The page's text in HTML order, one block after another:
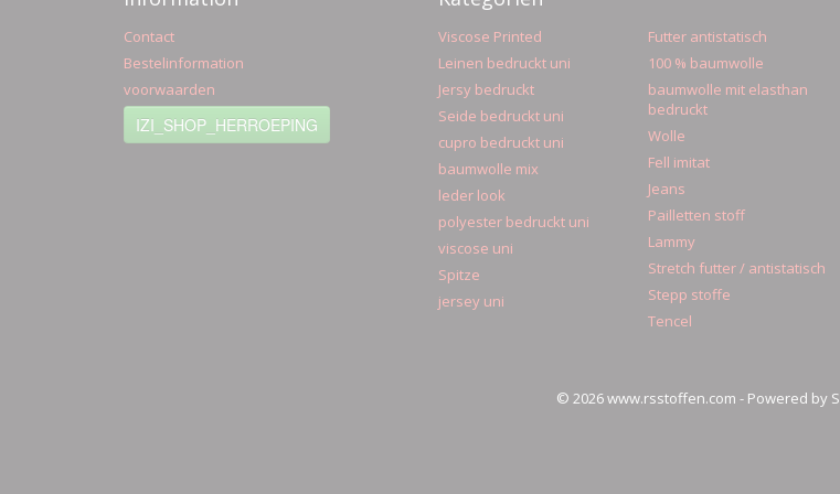
Contact
Bestelinformation
voorwaarden
IZI_SHOP_HERROEPING
Viscose Printed
Leinen bedruckt uni
Jersy bedruckt
Seide bedruckt uni
cupro bedruckt uni
baumwolle mix
leder look
polyester bedruckt uni
viscose uni
Spitze
jersey uni
Futter antistatisch
100 % baumwolle
baumwolle mit elasthan
bedruckt
Wolle
Fell imitat
Jeans
Pailletten stoff
Lammy
Stretch futter / antistatisch
Stepp stoffe
Tencel
© 2026 www.rsstoffen.com - Powered by